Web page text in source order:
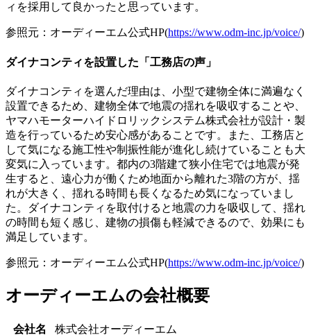
ィを採用して良かったと思っています。
参照元：オーディーエム公式HP(https://www.odm-inc.jp/voice/)
ダイナコンティを設置した「工務店の声」
ダイナコンティを選んだ理由は、小型で建物全体に満遍なく
設置できるため、建物全体で地震の揺れを吸収することや、
ヤマハモーターハイドロリックシステム株式会社が設計・製
造を行っているため安心感があることです。また、工務店と
して気になる施工性や制振性能が進化し続けていることも大
変気に入っています。都内の3階建て狭小住宅では地震が発
生すると、遠心力が働くため地面から離れた3階の方が、揺
れが大きく、揺れる時間も長くなるため気になっていまし
た。ダイナコンティを取付けると地震の力を吸収して、揺れ
の時間も短く感じ、建物の損傷も軽減できるので、効果にも
満足しています。
参照元：オーディーエム公式HP(https://www.odm-inc.jp/voice/)
オーディーエムの会社概要
会社名
株式会社オーディーエム